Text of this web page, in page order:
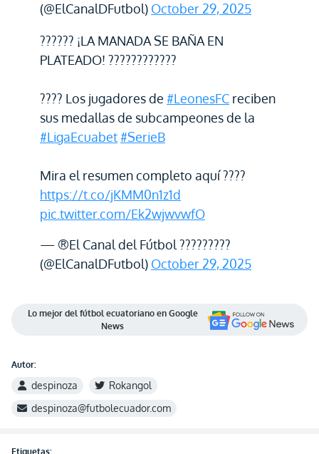
(@ElCanalDFutbol) October 29, 2025
?????? ¡LA MANADA SE BAÑA EN
PLATEADO! ????????????
???? Los jugadores de #LeonesFC reciben
sus medallas de subcampeones de la
#LigaEcuabet#SerieB
Mira el resumen completo aquí ????
https://t.co/jKMM0n1z1d
pic.twitter.com/Ek2wjwvwfO
— ®El Canal del Fútbol ?????????
(@ElCanalDFutbol) October 29, 2025
Lo mejor del fútbol ecuatoriano en Google
News
Autor:
despinoza
Rokangol
despinoza@futbolecuador.com
Etiquetas: